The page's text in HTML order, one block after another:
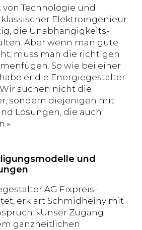
Technologie und
klassischer Elektroingenieur
die Unabhängigkeits-
Aber wenn man gute
muss man die richtigen
So wie bei einer
habe er die Energiegestalter
suchen nicht die
sondern diejenigen mit
Lösungen, die auch
und
AG Fixpreis-
erklärt Schmidheiny mit
«Unser Zugang
ganzheitlichen